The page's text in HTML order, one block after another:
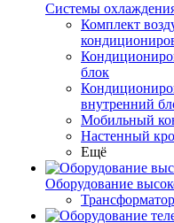
Системы
Комплект
блок
внутренний
Мобильный
Настенный
Ещё
Оборудование